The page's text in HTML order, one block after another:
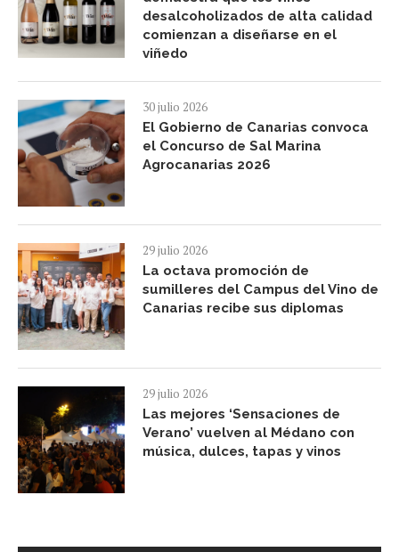
desalcoholizados de alta calidad
comienzan a diseñarse en el
viñedo
30 julio 2026
El Gobierno de Canarias convoca
el Concurso de Sal Marina
Agrocanarias 2026
29 julio 2026
La octava promoción de
sumilleres del Campus del Vino de
Canarias recibe sus diplomas
29 julio 2026
Las mejores ‘Sensaciones de
Verano’ vuelven al Médano con
música, dulces, tapas y vinos